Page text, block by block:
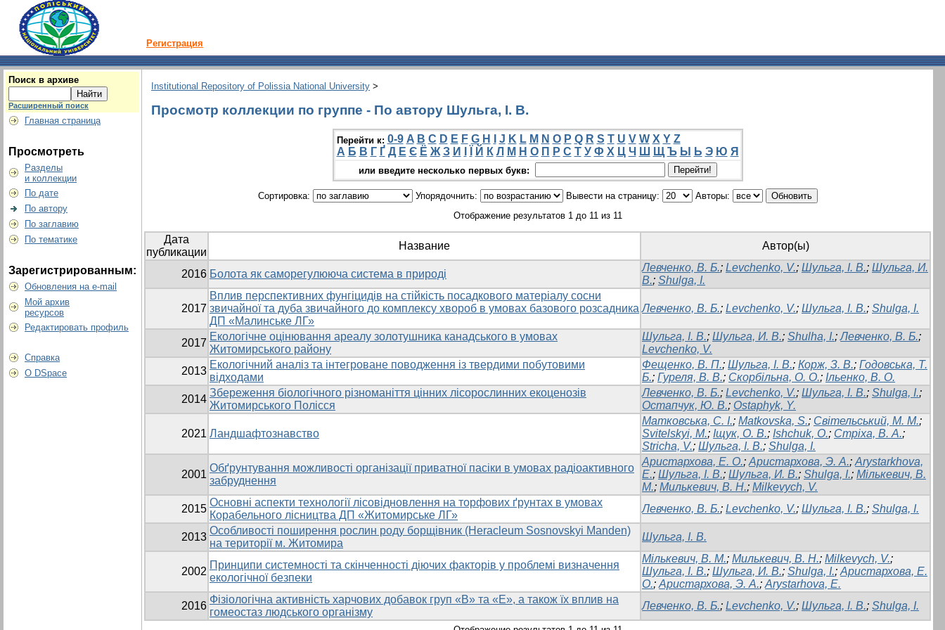
Регистрация
Поиск в архиве
Расширенный поиск
Главная страница
Просмотреть
Разделы
и коллекции
По дате
По автору
По заглавию
По тематике
Зарегистрированным:
Обновления на e-mail
Мой архив
ресурсов
Редактировать профиль
Справка
О DSpace
Institutional Repository of Polissia National University >
Просмотр коллекции по группе - По автору Шульга, І. В.
Перейти к: 0-9 A B C D E F G H J K L M N O P Q R S T U V W X Y Z
А Б В Г Ґ Д Е Є Ё Ж З И Й К Л М Н О П Р С Т У Ф Х Ц Ч Ш Щ Ъ Ы Ь Э Ю Я
или введите несколько первых букв:
Сортировка: Упорядочнить: Вывести на страницу:
Авторы:
Отображение результатов 1 до 11 из 11
Дата
публикации
Название Автор(ы)
2016 Болота як саморегулююча система в природі
Левченко, В. Б.; Levchenko, V.; Шульга, І. В.; Шульга, И.
В.; Shulga, I.
2017
Вплив перспективних фунгіцидів на стійкість посадкового матеріалу сосни
звичайної та дуба звичайного до комплексу хвороб в умовах базового розсадника
ДП «Малинське ЛГ»
Левченко, В. Б.; Levchenko, V.; Шульга, І. В.; Shulga, I.
2017
Екологічне оцінювання ареалу золотушника канадського в умовах
Житомирського району
Шульга, І. В.; Шульга, И. В.; Shulha, I.;Левченко, В. Б.;
Levchenko, V.
2013
Екологічний аналіз та інтегроване поводження із твердими побутовими
відходами
Фещенко, В. П.; Шульга, І. В.; Корж, З. В.; Годовська, Т.
Б.; Гуреля, В. В.; Скорбільна, О. О.; Ільенко, В. О.
2014
Збереження біологічного різноманіття цінних лісорослинних екоценозів
Житомирського Полісся
Левченко, В. Б.; Levchenko, V.; Шульга, І. В.; Shulga, I.;
Остапчук, Ю. В.; Ostaphyk, Y.
2021 Ландшафтознавство
Матковська, С. І.; Matkovska, S.; Світельський, М. М.;
Svitelskyi, M.; Іщук, О. В.; Ishchuk, O.; Стріха, В. А.;
Stricha, V.; Шульга, І. В.; Shulga, I.
2001
Обґрунтування можливості організації приватної пасіки в умовах радіоактивного
забруднення
Аристархова, Е. О.; Аристархова, Э. А.; Arystarkhova,
E.; Шульга, І. В.; Шульга, И. В.; Shulga, I.; Мількевич, В.
М.; Милькевич, В. Н.; Milkevych, V.
2015
Основні аспекти технології лісовідновлення на торфових ґрунтах в умовах
Корабельного лісництва ДП «Житомирське ЛГ»
Левченко, В. Б.; Levchenko, V.; Шульга, І. В.; Shulga, I.
2013
Особливості поширення рослин роду борщівник (Heracleum Sosnovskyi Manden)
на території м. Житомира
Шульга, І. В.
2002
Принципи системності та скінченності діючих факторів у проблемі визначення
екологічної безпеки
Мількевич, В. М.; Милькевич, В. Н.; Milkevych, V.;
Шульга, І. В.; Шульга, И. В.; Shulga, I.; Аристархова, Е.
О.; Аристархова, Э. А.; Arystarhova, Е.
2016
Фізіологічна активність харчових добавок груп «В» та «Е», а також їх вплив на
гомеостаз людського організму
Левченко, В. Б.; Levchenko, V.; Шульга, І. В.; Shulga, I.